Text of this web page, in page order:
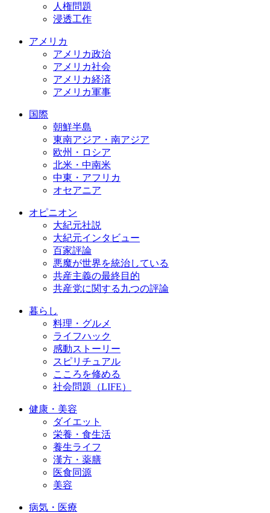
人権問題
浸透工作
アメリカ
アメリカ政治
アメリカ社会
アメリカ経済
アメリカ軍事
国際
朝鮮半島
東南アジア・南アジア
欧州・ロシア
北米・中南米
中東・アフリカ
オセアニア
オピニオン
大紀元社説
大紀元インタビュー
百家評論
悪魔が世界を統治している
共産主義の最終目的
共産党に関する九つの評論
暮らし
料理・グルメ
ライフハック
感動ストーリー
スピリチュアル
こころを修める
社会問題（LIFE）
健康・美容
ダイエット
栄養・食生活
養生ライフ
漢方・薬膳
医食同源
美容
病気・医療